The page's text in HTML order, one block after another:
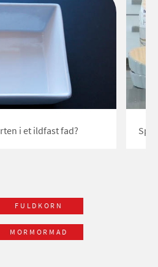
i et ildfast fad?
FULDKORN
MORMORMAD